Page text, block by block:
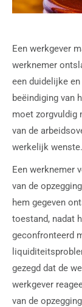
Een werkgever
werknemer
een duidelijke
beëindiging van
moet zorgvuldig
van de
werkelijk wenste.
Een werknemer
van de
hem gegeven
toestand, nadat
geconfronteerd
gezegd dat de
werkgever
van de